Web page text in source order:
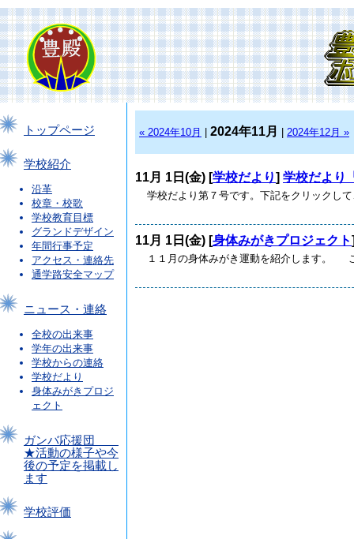
トップページ
学校紹介
沿革
校章・校歌
学校教育目標
グランドデザイン
年間行事予定
アクセス・連絡先
通学路安全マップ
ニュース・連絡
全校の出来事
学年の出来事
学校からの連絡
学校だより
身体みがきプロジ
ェクト
ガンバ応援団
★活動の様子や今
後の予定を掲載し
ます
学校評価
« 2024年10月 2024年11月 2024年12月 »
11月 1日(金) [学校だより] 学校だより
学校だより第７号です。下記をクリック
11月 1日(金) [身体みがきプロジェクト
１１月の身体みがき運動を紹介します。